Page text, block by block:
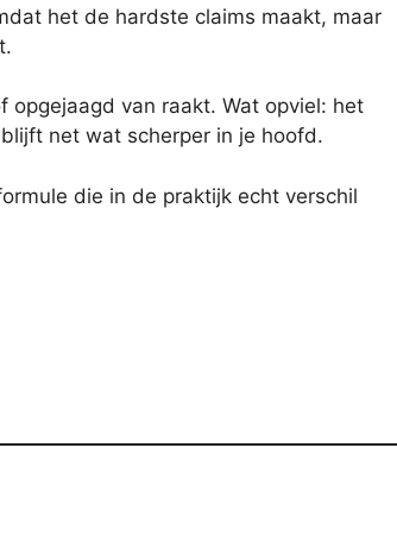
het de hardste claims maakt, maar
van raakt. Wat opviel: het
net wat scherper in je hoofd.
die in de praktijk echt verschil